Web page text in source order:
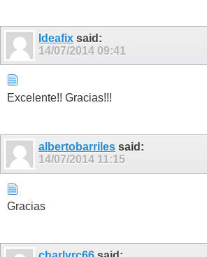
Ideafix said:
14/07/2014 09:41
Excelente!! Gracias!!!
albertobarriles said:
14/07/2014 11:15
Gracias